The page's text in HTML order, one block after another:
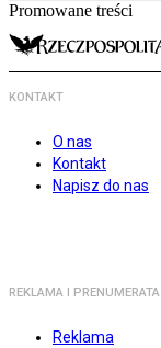
Promowane treści
KONTAKT
O nas
Kontakt
Napisz do nas
REKLAMA I PRENUMERATA
Reklama